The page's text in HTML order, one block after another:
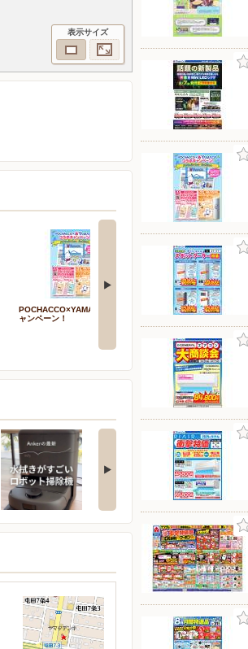
表示サイズ
POCHACCO×YAMADA コラボキ
ャンペーン！
【エアコン・冷蔵庫・
Ankerの最新！水拭き
がすごいロボット…
□■□■□■□■□■□■□■□■□■□■□
3日前